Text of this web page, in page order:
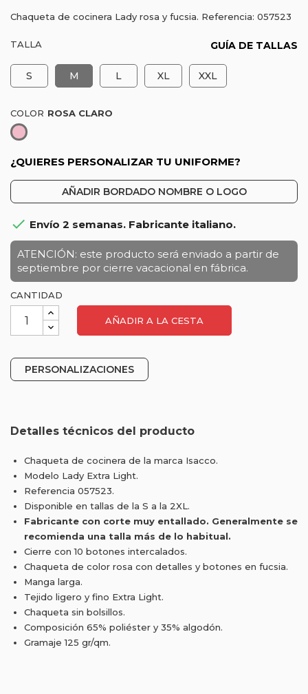
Chaqueta de cocinera Lady rosa y fucsia. Referencia: 057523
TALLA GUÍA DE TALLAS
S M L XL XXL
COLOR
Rosa
¿QUIERES PERSONALIZAR TU UNIFORME?
AÑADIR BORDADO NOMBRE O LOGO
 Envío 2 semanas. Fabricante italiano.
ATENCIÓN: este producto será enviado a partir de
septiembre por cierre vacacional en fábrica.
CANTIDAD
AÑADIR A LA CESTA
PERSONALIZACIONES
Detalles técnicos del producto
Chaqueta de cocinera de la marca Isacco.
Modelo Lady Extra Light.
Referencia 057523.
Disponible en tallas de la S a la 2XL.
Fabricante con corte muy entallado. Generalmente se
recomienda una talla más de lo habitual.
Cierre con 10 botones intercalados.
Chaqueta de color rosa con detalles y botones en fucsia.
Manga larga.
Tejido ligero y fino Extra Light.
Chaqueta sin bolsillos.
Composición 65% poliéster y 35% algodón.
Gramaje 125 gr/qm.